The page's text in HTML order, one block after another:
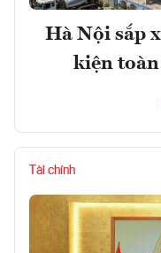
Hà Nội sắp
kiện
Tài chính